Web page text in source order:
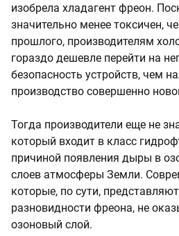
изобрела хладагент фреон.
значительно менее токсичен,
прошлого, производителям
гораздо дешевле перейти на
безопасность устройств, чем
производство совершенно
Тогда производители еще не
который входит в класс
причиной появления дыры в
слоев атмосферы Земли.
которые, по сути,
разновидности фреона, не
озоновый слой.